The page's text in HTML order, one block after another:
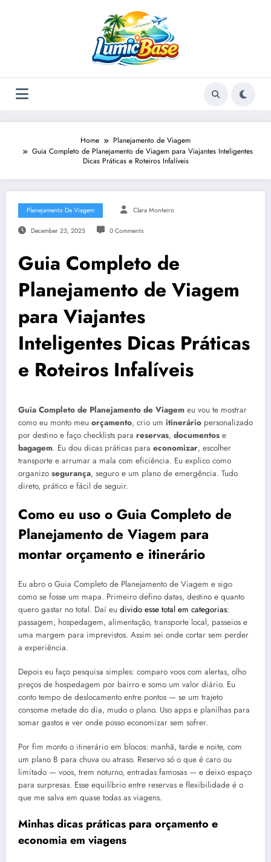
Home
Planejamento de Viagem
Guia Completo de Planejamento de Viagem para Viajantes Inteligentes
Dicas Práticas e Roteiros Infalíveis
Planejamento De Viagem Clara Monteiro
December 23, 2025 0 Comments
Guia Completo de
Planejamento de Viagem
para Viajantes
Inteligentes Dicas Práticas
e Roteiros Infalíveis
Guia Completo de Planejamento de Viagem eu vou te mostrar
como eu monto meu orçamento, crio um itinerário personalizado
por destino e faço checklists para reservas, documentos e
bagagem. Eu dou dicas práticas para economizar, escolher
transporte e arrumar a mala com eficiência. Eu explico como
organizo segurança, seguro e um plano de emergência. Tudo
direto, prático e fácil de seguir.
Como eu uso o Guia Completo de
Planejamento de Viagem para
montar orçamento e itinerário
Eu abro o Guia Completo de Planejamento de Viagem e sigo
como se fosse um mapa. Primeiro defino datas, destino e quanto
quero gastar no total. Daí eu divido esse total em categorias:
passagem, hospedagem, alimentação, transporte local, passeios e
uma margem para imprevistos. Assim sei onde cortar sem perder
a experiência.
Depois eu faço pesquisa simples: comparo voos com alertas, olho
preços de hospedagem por bairro e somo um valor diário. Eu
conto tempo de deslocamento entre pontos — se um trajeto
consome metade do dia, mudo o plano. Uso apps e planilhas para
somar gastos e ver onde posso economizar sem sofrer.
Por fim monto o itinerário em blocos: manhã, tarde e noite, com
um plano B para chuva ou atraso. Reservo só o que é caro ou
limitado — voos, trem noturno, entradas famosas — e deixo espaço
para surpresas. Esse equilíbrio entre reservas e flexibilidade é o
que me salva em quase todas as viagens.
Minhas dicas práticas para orçamento e
economia em viagens